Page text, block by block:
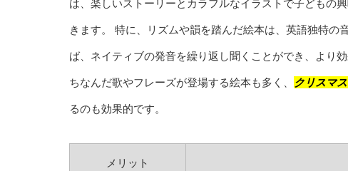
は、楽しいストーリーとカラフルなイラストで子どもの
きます。 特に、リズムや韻を踏んだ絵本は、英語独特
ば、ネイティブの発音を繰り返し聞くことができ、より
ちなんだ歌やフレーズが登場する絵本も多く、 クリスマ
るのも効果的です。
メリット